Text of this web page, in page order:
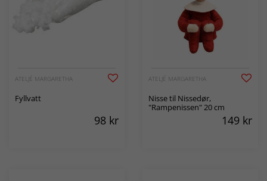
ATELJÉ MARGARETHA
Fyllvatt
98 kr
ATELJÉ MARGARETHA
Nisse til Nissedør,
"Rampenissen" 20 cm
149 kr